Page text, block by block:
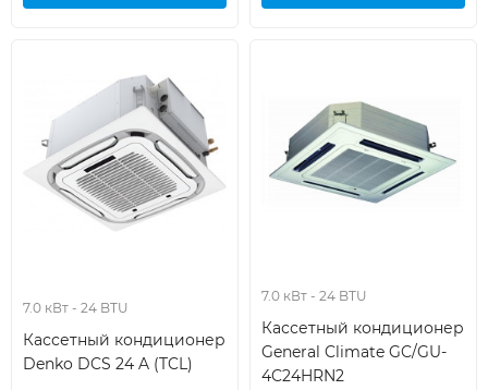
7.0 кВт - 24 BTU
Кассетный кондиционер
Denko DCS 24 A (TCL)
7.0 кВт - 24 BTU
Кассетный кондиционер
General Climate GC/GU-
4C24HRN2